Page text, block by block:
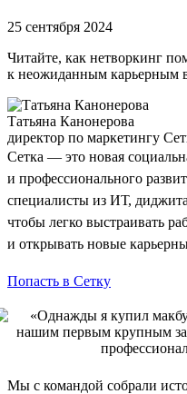
25 сентября 2024
Читайте, как нетворкинг
к неожиданным карьерным
Татьяна Канонерова
директор по маркетингу
Сетка — это новая
и профессионального
специалисты из ИТ,
чтобы легко выстраивать
и открывать новые
Попасть в Сетку
Мы с командой собрали